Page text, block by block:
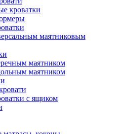
кроватки
маятниковым
маятником
маятником
с ящиком